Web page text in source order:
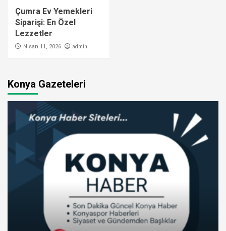
Çumra Ev Yemekleri
Siparişi: En Özel
Lezzetler
Nisan 11, 2026 admin
Konya Gazeteleri